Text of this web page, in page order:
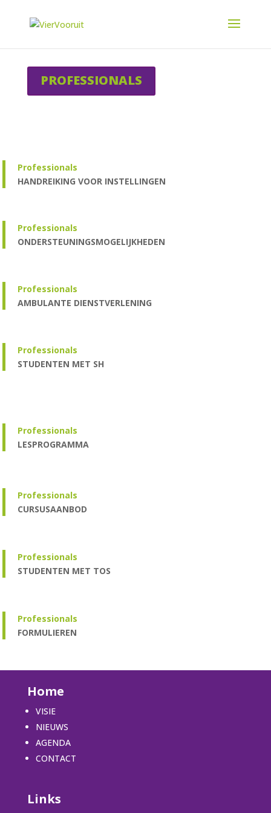
PROFESSIONALS
Professionals
HANDREIKING VOOR INSTELLINGEN
Professionals
ONDERSTEUNINGSMOGELIJKHEDEN
Professionals
AMBULANTE DIENSTVERLENING
Professionals
STUDENTEN MET SH
Professionals
LESPROGRAMMA
Professionals
CURSUSAANBOD
Professionals
STUDENTEN MET TOS
Professionals
FORMULIEREN
Home
VISIE
NIEUWS
AGENDA
CONTACT
Links